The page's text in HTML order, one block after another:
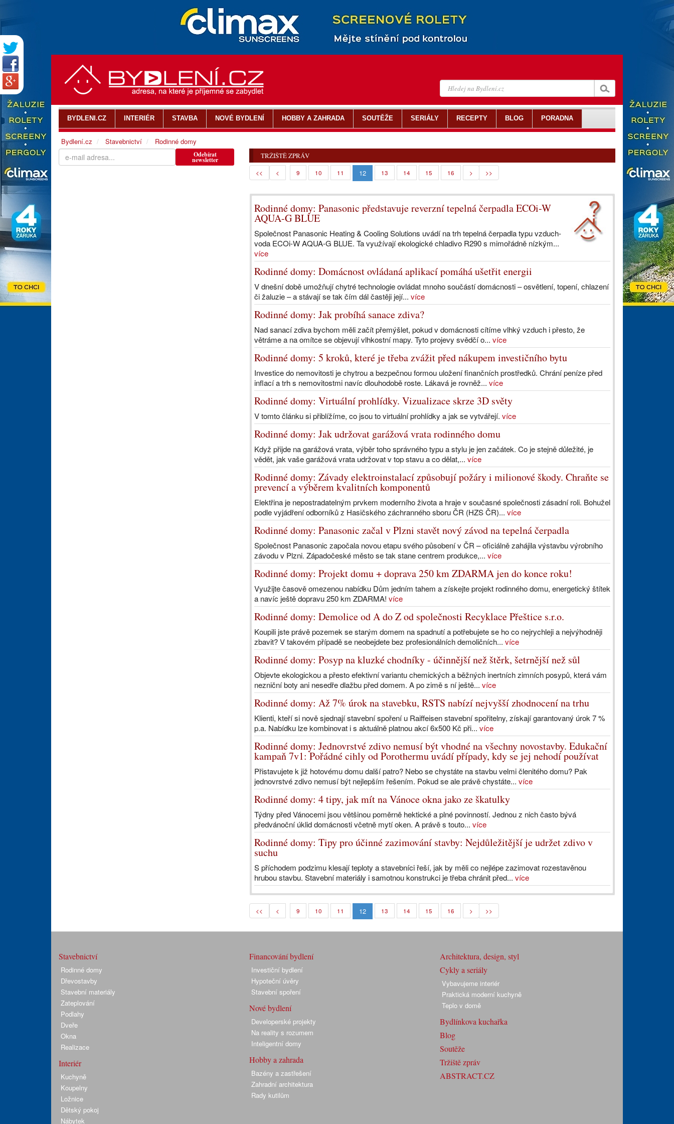
TRŽIŠTĚ ZPRÁV
<< < 9 10 11 12 13 14 15 16 > >>
Rodinné domy: Panasonic představuje reverzní tepelná čerpadla ECOi-W
AQUA-G BLUE
Společnost Panasonic Heating & Cooling Solutions uvádí na trh tepelná čerpadla typu vzduch-
voda ECOi-W AQUA-G BLUE. Ta využívají ekologické chladivo R290 s mimořádně nízkým...
více
Rodinné domy: Domácnost ovládaná aplikací pomáhá ušetřit energii
V dnešní době umožňují chytré technologie ovládat mnoho součástí domácnosti – osvětlení, topení, chlazení
či žaluzie – a stávají se tak čím dál častěji její... více
Rodinné domy: Jak probíhá sanace zdiva?
Nad sanací zdiva bychom měli začít přemýšlet, pokud v domácnosti cítíme vlhký vzduch i přesto, že
větráme a na omítce se objevují vlhkostní mapy. Tyto projevy svědčí o... více
Rodinné domy: 5 kroků, které je třeba zvážit před nákupem investičního bytu
Investice do nemovitosti je chytrou a bezpečnou formou uložení finančních prostředků. Chrání peníze před
inflací a trh s nemovitostmi navíc dlouhodobě roste. Lákavá je rovněž... více
Rodinné domy: Virtuální prohlídky. Vizualizace skrze 3D světy
V tomto článku si přiblížíme, co jsou to virtuální prohlídky a jak se vytvářejí. více
Rodinné domy: Jak udržovat garážová vrata rodinného domu
Když přijde na garážová vrata, výběr toho správného typu a stylu je jen začátek. Co je stejně důležité, je
vědět, jak vaše garážová vrata udržovat v top stavu a co dělat,... více
Rodinné domy: Závady elektroinstalací způsobují požáry i milionové škody. Chraňte se
prevencí a výběrem kvalitních komponentů
Elektřina je nepostradatelným prvkem moderního života a hraje v současné společnosti zásadní roli. Bohužel
podle vyjádření odborníků z Hasičského záchranného sboru ČR (HZS ČR)... více
Rodinné domy: Panasonic začal v Plzni stavět nový závod na tepelná čerpadla
Společnost Panasonic započala novou etapu svého působení v ČR – oficiálně zahájila výstavbu výrobního
závodu v Plzni. Západočeské město se tak stane centrem produkce,... více
Rodinné domy: Projekt domu + doprava 250 km ZDARMA jen do konce roku!
Využijte časově omezenou nabídku Dům jedním tahem a získejte projekt rodinného domu, energetický štítek
a navíc ještě dopravu 250 km ZDARMA! více
Rodinné domy: Demolice od A do Z od společnosti Recyklace Přeštice s.r.o.
Koupili jste právě pozemek se starým domem na spadnutí a potřebujete se ho co nejrychleji a nejvýhodněji
zbavit? V takovém případě se neobejdete bez profesionálních demoličních... více
Rodinné domy: Posyp na kluzké chodníky - účinnější než štěrk, šetrnější než sůl
Objevte ekologickou a přesto efektivní variantu chemických a běžných inertních zimních posypů, která vám
nezniční boty ani nesedře dlažbu před domem. A po zimě s ní ještě... více
Rodinné domy: Až 7% úrok na stavebku, RSTS nabízí nejvyšší zhodnocení na trhu
Klienti, kteří si nově sjednají stavební spoření u Raiffeisen stavební spořitelny, získají garantovaný úrok 7 %
p.a. Nabídku lze kombinovat i s aktuálně platnou akcí 6x500 Kč při... více
Rodinné domy: Jednovrstvé zdivo nemusí být vhodné na všechny novostavby. Edukační
kampaň 7v1: Pořádné cihly od Porothermu uvádí případy, kdy se jej nehodí používat
Přistavujete k již hotovému domu další patro? Nebo se chystáte na stavbu velmi členitého domu? Pak
jednovrstvé zdivo nemusí být nejlepším řešením. Pokud se ale právě chystáte... více
Rodinné domy: 4 tipy, jak mít na Vánoce okna jako ze škatulky
Týdny před Vánocemi jsou většinou poměrně hektické a plné povinností. Jednou z nich často bývá
předvánoční úklid domácnosti včetně mytí oken. A právě s touto... více
Rodinné domy: Tipy pro účinné zazimování stavby: Nejdůležitější je udržet zdivo v
suchu
S příchodem podzimu klesají teploty a stavebníci řeší, jak by měli co nejlépe zazimovat rozestavěnou
hrubou stavbu. Stavební materiály i samotnou konstrukci je třeba chránit před... více
<< < 9 10 11 12 13 14 15 16 > >>
Odebírat
newsletter
BYDLENI.CZ INTERIÉR STAVBA NOVÉ BYDLENÍ HOBBY A ZAHRADA SOUTĚŽE SERIÁLY RECEPTY BLOG PORADNA
Bydlení.cz Stavebnictví Rodinné domy
Stavebnictví
Rodinné domy
Dřevostavby
Stavební materiály
Zateplování
Podlahy
Dveře
Okna
Realizace
Interiér
Kuchyně
Koupelny
Ložnice
Dětský pokoj
Nábytek
Financování bydlení
Investiční bydlení
Hypoteční úvěry
Stavební spoření
Nové bydlení
Developerské projekty
Na reality s rozumem
Inteligentní domy
Hobby a zahrada
Bazény a zastřešení
Zahradní architektura
Rady kutilům
Architektura, design, styl
Cykly a seriály
Vybavujeme interiér
Praktická moderní kuchyně
Teplo v domě
Bydlínkova kuchařka
Blog
Soutěže
Tržiště zpráv
ABSTRACT.CZ